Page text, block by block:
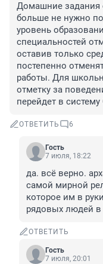
Домашние задания
больше не нужно
уровень
специальностей
оставив только
постепенно
работы. Для
отметку за
перейдет в
ОТВЕТИТЬ 6
Гость
7 июля, 18:22
да. всё верно.
самой мирной
которое им в
рядовых людей в
ОТВЕТИТЬ
Гость
7 июля, 20:01